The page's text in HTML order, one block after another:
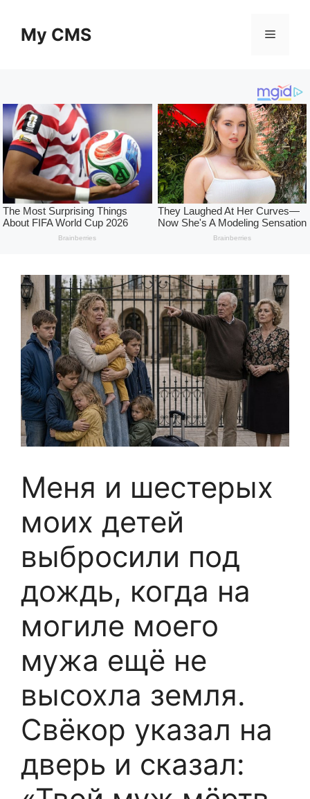
contentMy CMS Menu
Меня и шестерых
моих детей
выбросили под
дождь, когда на
могиле моего
мужа ещё не
высохла земля.
Свёкор указал на
дверь и сказал: